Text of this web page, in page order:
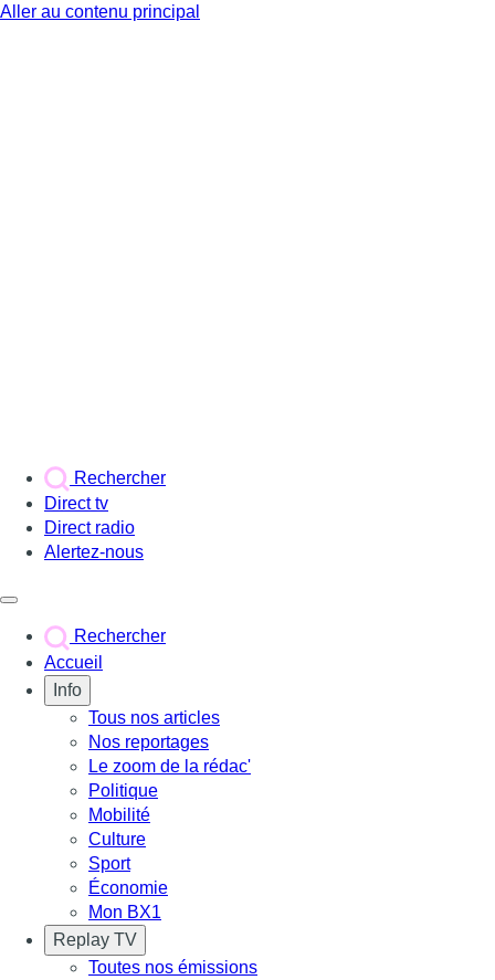
Aller au contenu principal
Rechercher
Direct tv
Direct radio
Alertez-nous
Rechercher
Accueil
Info
Tous nos articles
Nos reportages
Le zoom de la rédac'
Politique
Mobilité
Culture
Sport
Économie
Mon BX1
Replay TV
Toutes nos émissions